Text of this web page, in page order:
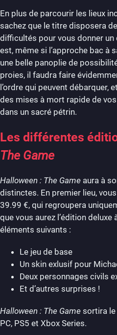
En plus de parcourir les lieux
sachez que le titre disposera
difficultés pour vous donner un
est, même si l’approche bac à
une belle panoplie de
proies, il faudra faire
l’ordre qui peuvent débarquer,
des mises à mort rapide de
dans un sacré pétrin.
Les différentes
The Game
Halloween : The Game aura à
distinctes. En premier lieu,
39.99 €, qui regroupera
que vous aurez l’édition
éléments suivants :
Le jeu de base
Un skin exlusif pour
Deux personnages civils
Et d’autres surprises !
Halloween : The Game sortira
PC, PS5 et Xbox Series.